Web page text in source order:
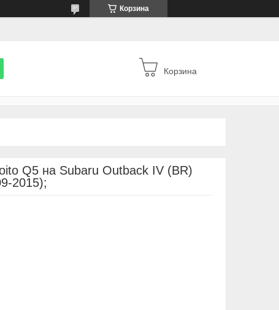
Корзина
Корзина
Q5 на Subaru Outback IV (BR)
2015);